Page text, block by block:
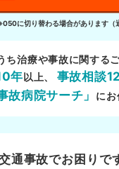
に切り替わる場合があります（
ち治療や事故に関する
年以上、 事故相談
故病院サーチ」 にお
通事故でお困りで